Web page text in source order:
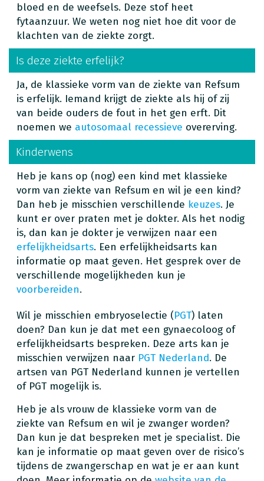
bloed en de weefsels. Deze stof heet
fytaanzuur. We weten nog niet hoe dit voor de
klachten van de ziekte zorgt.
Is deze ziekte erfelijk?
Ja, de klassieke vorm van de ziekte van Refsum
is erfelijk. Iemand krijgt de ziekte als hij of zij
van beide ouders de fout in het gen erft. Dit
noemen we autosomaal recessieve overerving.
Kinderwens
Heb je kans op (nog) een kind met klassieke
vorm van ziekte van Refsum en wil je een kind?
Dan heb je misschien verschillende keuzes. Je
kunt er over praten met je dokter. Als het nodig
is, dan kan je dokter je verwijzen naar een
erfelijkheidsarts. Een erfelijkheidsarts kan
informatie op maat geven. Het gesprek over de
verschillende mogelijkheden kun je
voorbereiden.
Wil je misschien embryoselectie (PGT) laten
doen? Dan kun je dat met een gynaecoloog of
erfelijkheidsarts bespreken. Deze arts kan je
misschien verwijzen naar PGT Nederland. De
artsen van PGT Nederland kunnen je vertellen
of PGT mogelijk is.
Heb je als vrouw de klassieke vorm van de
ziekte van Refsum en wil je zwanger worden?
Dan kun je dat bespreken met je specialist. Die
kan je informatie op maat geven over de risico’s
tijdens de zwangerschap en wat je er aan kunt